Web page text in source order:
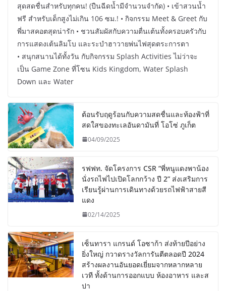
สุดสดชื่นสำหรับทุกคน! (ปืนฉีดน้ำมีจำนวนจำกัด) • เข้าสวนน้ำ
ฟรี สำหรับเด็กสูงไม่เกิน 106 ซม.! • กิจกรรม Meet & Greet กับ
พี่มาสคอตสุดน่ารัก • ชวนสัมผัสกับความตื่นเต้นทั้งครอบครัวกับ
การแสดงเต้นลิมโบ และระบำฮาวายพ่นไฟสุดตระการตา
• สนุกสนานได้ทั้งวัน กับกิจกรรม Splash Activities ไม่ว่าจะ
เป็น Game Zone ที่โซน Kids Kingdom, Water Splash
Down และ Water
ต้อนรับฤดูร้อนกับความสดชื่นและท้องฟ้าที่
สดใสของทะเลอันดามันที่ โอโซ่ ภูเก็ต
04/09/2025
รฟฟท. จัดโครงการ CSR “พี่หนูแดงพาน้อง
นั่งรถไฟไปเปิดโลกกว้าง ปี 2” ส่งเสริมการ
เรียนรู้ผ่านการเดินทางด้วยรถไฟฟ้าสายสี
แดง
02/14/2025
เซ็นทารา แกรนด์ โอซาก้า ส่งท้ายปีอย่าง
ยิ่งใหญ่ กวาดรางวัลการันตีตลอดปี 2024
สร้างผลงานอันยอดเยี่ยมจากหลากหลาย
เวที ทั้งด้านการออกแบบ ห้องอาหาร และส
ปา